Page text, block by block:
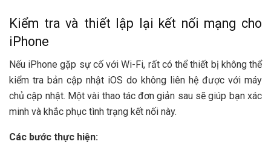
Kiểm tra và thiết lập lại kết nối mạng cho
iPhone
Nếu iPhone gặp sự cố với Wi-Fi, rất có thể thiết bị không thể
kiểm tra bản cập nhật iOS do không liên hệ được với máy
chủ cập nhật. Một vài thao tác đơn giản sau sẽ giúp bạn xác
minh và khắc phục tình trạng kết nối này.
Các bước thực hiện: